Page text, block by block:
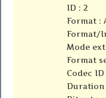
ID : 2
Format :
Format/
Mode
Format
Codec ID
Duration